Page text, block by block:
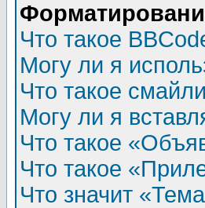
Что такое
Могу ли я
Что такое
Могу ли я
Что такое
Что такое
Что значит